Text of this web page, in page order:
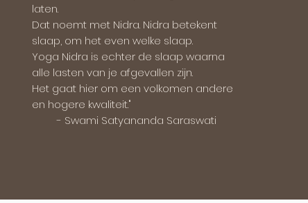
laten.
Dat noemt met Nidra. Nidra betekent
slaap, om het even welke slaap.
Yoga Nidra is echter de slaap waarna
alle lasten van je afgevallen zijn.
Het gaat hier om een volkomen andere
en hogere kwaliteit."
- Swami Satyananda Saraswati